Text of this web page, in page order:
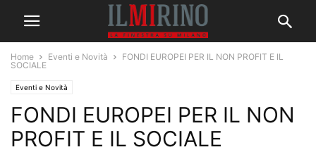
Home Eventi e Novità
FONDI EUROPEI PER IL NON PROFIT E IL
SOCIALE
Eventi e Novità
FONDI EUROPEI PER IL NON
PROFIT E IL SOCIALE